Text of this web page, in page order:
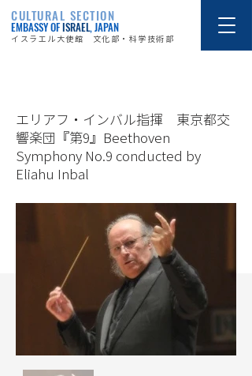
CULTURAL SECTION
EMBASSY OFISRAEL, JAPAN
イスラエル大使館 文化部・科学技術部
エリアフ・インバル指揮 東京都交
響楽団『第9』Beethoven
Symphony No.9 conducted by
Eliahu Inbal